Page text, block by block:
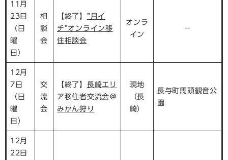
11月
23日
（日
曜
日）
相
談
会
【終了】 ”月イ
チ”オンライン移
住相談会
オンラ
イン
－
12月
7日
（日
曜
日）
交
流
会
【終了】 長崎エリ
ア移住者交流会＠
みかん狩り
現地
（長
崎）
長与町馬頭観音公
園
12月
22日